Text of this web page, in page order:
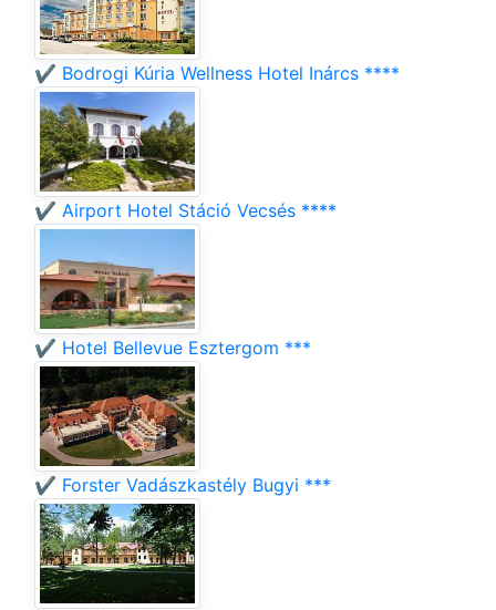
✔️ Bodrogi Kúria Wellness Hotel Inárcs ****
✔️ Airport Hotel Stáció Vecsés ****
✔️ Hotel Bellevue Esztergom ***
✔️ Forster Vadászkastély Bugyi ***